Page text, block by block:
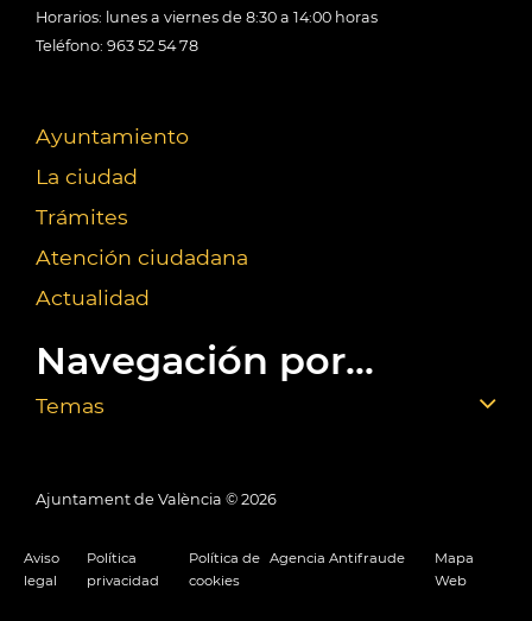
Horarios: lunes a viernes de 8:30 a 14:00 horas
Teléfono: 963 52 54 78
Ayuntamiento
La ciudad
Trámites
Atención ciudadana
Actualidad
Navegación por...
Temas
Ajuntament de València © 2026
Aviso
legal
Política
privacidad
Política de
cookies
Agencia Antifraude
Mapa
Web